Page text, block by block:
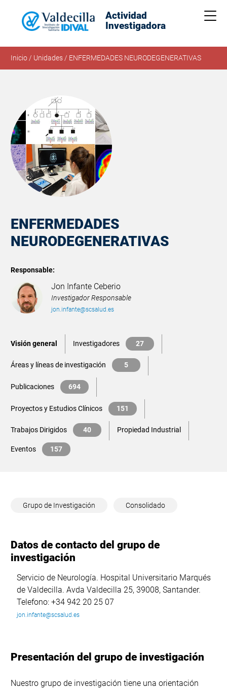
Actividad
Investigadora
Inicio / Unidades / ENFERMEDADES NEURODEGENERATIVAS
ENFERMEDADES
NEURODEGENERATIVAS
Responsable:
Jon Infante Ceberio
Investigador Responsable
jon.infante@scsalud.es
Visión general Investigadores 27
Áreas y líneas de investigación 5
Publicaciones 694
Proyectos y Estudios Clínicos 151
Trabajos Dirigidos 40 Propiedad Industrial
Eventos 157
Grupo de Investigación Consolidado
Datos de contacto del grupo de
investigación
Servicio de Neurología. Hospital Universitario Marqués
de Valdecilla. Avda Valdecilla 25, 39008, Santander.
Telefono: +34 942 20 25 07
jon.infante@scsalud.es
Presentación del grupo de investigación
Nuestro grupo de investigación tiene una orientación